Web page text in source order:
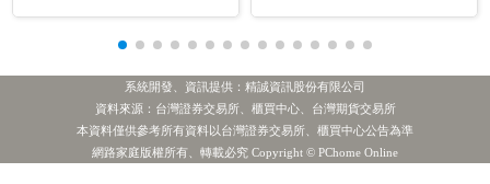
系統開發、資訊提供：精誠資訊股份有限公司
資料來源：台灣證券交易所、櫃買中心、台灣期貨交易所
本資料僅供參考所有資料以台灣證券交易所、櫃買中心公告為準
網路家庭版權所有、轉載必究 Copyright © PChome Online